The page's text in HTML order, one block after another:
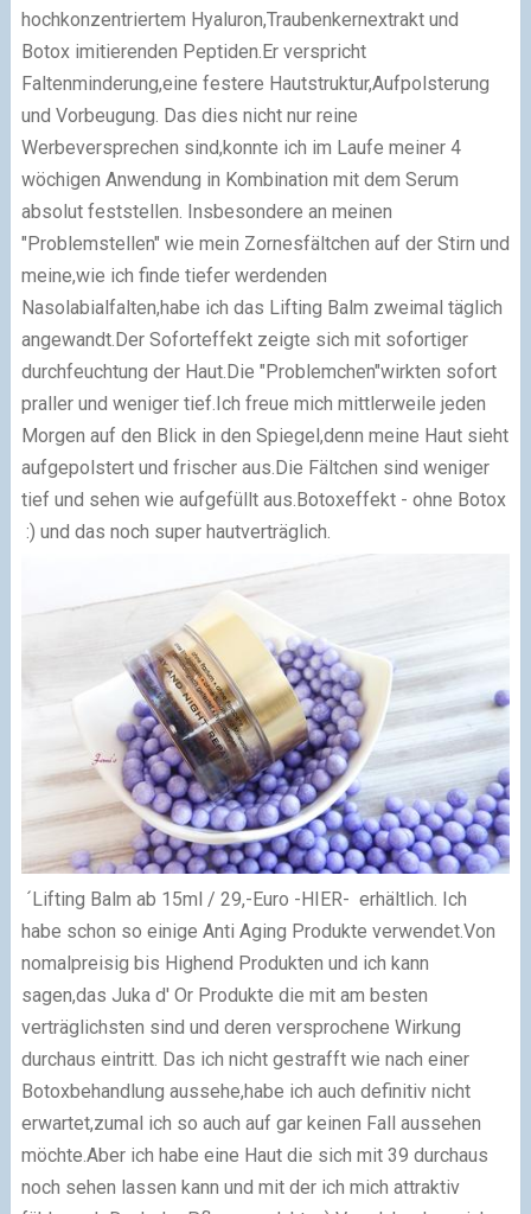
hochkonzentriertem Hyaluron,Traubenkernextrakt und
Botox imitierenden Peptiden.Er verspricht
Faltenminderung,eine festere Hautstruktur,Aufpolsterung
und Vorbeugung. Das dies nicht nur reine
Werbeversprechen sind,konnte ich im Laufe meiner 4
wöchigen Anwendung in Kombination mit dem Serum
absolut feststellen. Insbesondere an meinen
"Problemstellen" wie mein Zornesfältchen auf der Stirn und
meine,wie ich finde tiefer werdenden
Nasolabialfalten,habe ich das Lifting Balm zweimal täglich
angewandt.Der Soforteffekt zeigte sich mit sofortiger
durchfeuchtung der Haut.Die "Problemchen"wirkten sofort
praller und weniger tief.Ich freue mich mittlerweile jeden
Morgen auf den Blick in den Spiegel,denn meine Haut sieht
aufgepolstert und frischer aus.Die Fältchen sind weniger
tief und sehen wie aufgefüllt aus.Botoxeffekt - ohne Botox
:) und das noch super hautverträglich.
´Lifting Balm ab 15ml / 29,-Euro -HIER- erhältlich. Ich
habe schon so einige Anti Aging Produkte verwendet.Von
nomalpreisig bis Highend Produkten und ich kann
sagen,das Juka d' Or Produkte die mit am besten
verträglichsten sind und deren versprochene Wirkung
durchaus eintritt. Das ich nicht gestrafft wie nach einer
Botoxbehandlung aussehe,habe ich auch definitiv nicht
erwartet,zumal ich so auch auf gar keinen Fall aussehen
möchte.Aber ich habe eine Haut die sich mit 39 durchaus
noch sehen lassen kann und mit der ich mich attraktiv